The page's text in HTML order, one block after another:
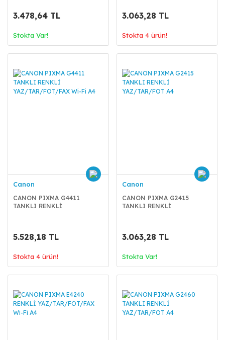
3.478,64 TL
Stokta Var!
3.063,28 TL
Stokta 4 ürün!
Canon
CANON PIXMA G4411
TANKLI RENKLİ
5.528,18 TL
Stokta 4 ürün!
Canon
CANON PIXMA G2415
TANKLI RENKLİ
3.063,28 TL
Stokta Var!